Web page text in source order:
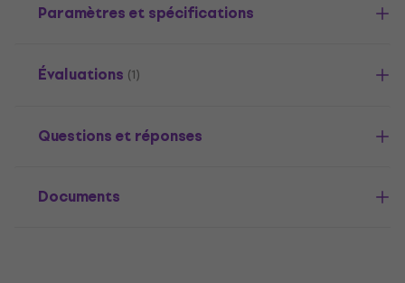
Paramètres et spécifications
Évaluations (1)
Questions et réponses
Documents